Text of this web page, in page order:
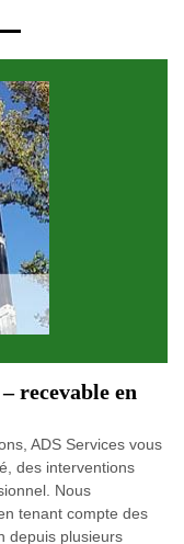
recevable en
ADS Services vous
des interventions
Nous
tenant compte des
depuis plusieurs